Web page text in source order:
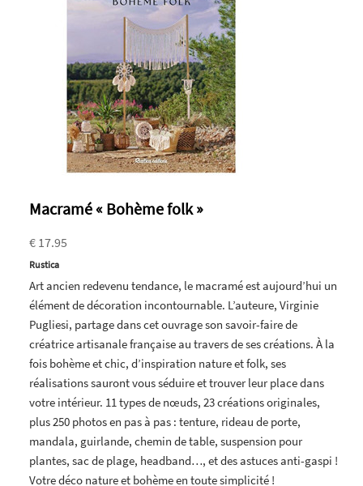
Macramé « Bohème folk »
€ 17.95
Rustica
Art ancien redevenu tendance, le macramé est aujourd’hui un
élément de décoration incontournable. L’auteure, Virginie
Pugliesi, partage dans cet ouvrage son savoir-faire de
créatrice artisanale française au travers de ses créations. À la
fois bohème et chic, d’inspiration nature et folk, ses
réalisations sauront vous séduire et trouver leur place dans
votre intérieur. 11 types de nœuds, 23 créations originales,
plus 250 photos en pas à pas : tenture, rideau de porte,
mandala, guirlande, chemin de table, suspension pour
plantes, sac de plage, headband…, et des astuces anti-gaspi !
Votre déco nature et bohème en toute simplicité !